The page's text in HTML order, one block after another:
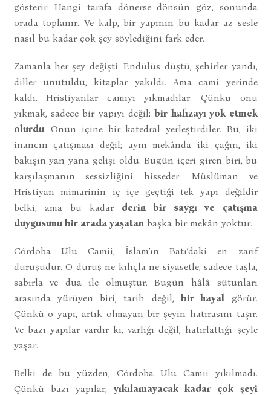
gösterir. Hangi tarafa dönerse dönsün göz, sonunda
orada toplanır. Ve kalp, bir yapının bu kadar az sesle
nasıl bu kadar çok şey söylediğini fark eder.
Zamanla her şey değişti. Endülüs düştü, şehirler yandı,
diller unutuldu, kitaplar yakıldı. Ama cami yerinde
kaldı. Hristiyanlar camiyi yıkmadılar. Çünkü onu
yıkmak, sadece bir yapıyı değil;bir hafızayı yok etmek
olurdu. Onun içine bir katedral yerleştirdiler. Bu, iki
inancın çatışması değil; aynı mekânda iki çağın, iki
bakışın yan yana gelişi oldu. Bugün içeri giren biri, bu
karşılaşmanın sessizliğini hisseder. Müslüman ve
Hristiyan mimarinin iç içe geçtiği tek yapı değildir
belki; ama bu kadar derin bir saygı ve çatışma
duygusunu bir arada yaşatan başka bir mekân yoktur.
Córdoba Ulu Camii, İslam’ın Batı’daki en zarif
duruşudur. O duruş ne kılıçla ne siyasetle; sadece taşla,
sabırla ve dua ile olmuştur. Bugün hâlâ sütunları
arasında yürüyen biri, tarih değil, bir hayal
görür.
Çünkü o yapı, artık olmayan bir şeyin hatırasını taşır.
Ve bazı yapılar vardır ki, varlığı değil, hatırlattığı şeyle
yaşar.
Belki de bu yüzden, Córdoba Ulu Camii yıkılmadı.
Çünkü bazı yapılar, yıkılamayacak kadar çok şeyi